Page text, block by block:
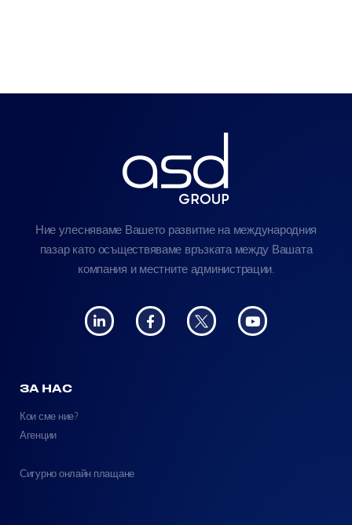
Ние улесняваме Вашето развитие на международния
пазар като осъществяваме връзката между Вашата
компания и местните администрации.
ЗА НАС
Кои сме ние?
Агенции
Сигурно онлайн плащане